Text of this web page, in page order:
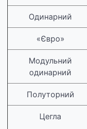
Одинарний
«Євро»
Модульний
одинарний
Полуторний
Цегла